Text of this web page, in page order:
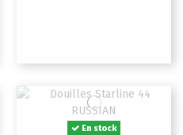
En stock